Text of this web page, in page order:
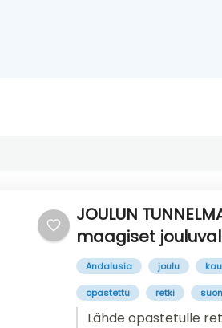
JOULUN
maagiset
Andalusia joulu
opastettu retki
Lähde opastetulle